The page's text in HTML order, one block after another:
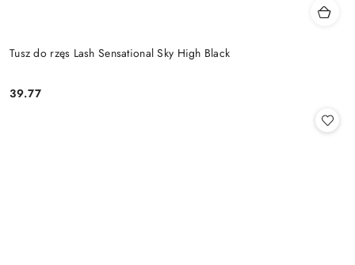
Tusz do rzęs Lash Sensational Sky High Black
Cena:
39.77